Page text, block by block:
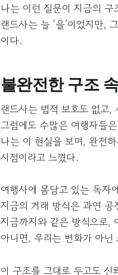
나는 이런 질문이 지금의
랜드사는 늘 ‘을’이었지만,
이다.
불완전한 구조
랜드사는 법적 보호도 없고
그럼에도 수많은 여행자들
나는 이 현실을 보며, 완전
시점이라고 느꼈다.
여행사에 몸담고 있는 독자
지금의 거래 방식은 과연 공
지금까지와 같은 방식으로,
아니면, 우리는 변화가 아
이 구조를 그대로 두고도